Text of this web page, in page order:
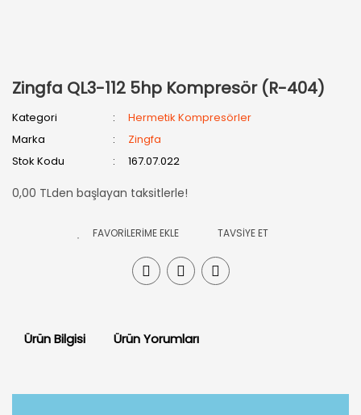
Zingfa QL3-112 5hp Kompresör (R-404)
Kategori
Hermetik Kompresörler
Marka
Zingfa
Stok Kodu
167.07.022
0,00 TLden başlayan taksitlerle!
TAVSİYE ET
Ürün Bilgisi Ürün Yorumları